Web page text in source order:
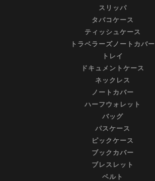
スリッパ
タバコケース
ティッシュケース
トラベラーズノートカバー
トレイ
ドキュメントケース
ネックレス
ノートカバー
ハーフウォレット
バッグ
パスケース
ピックケース
ブックカバー
ブレスレット
ベルト